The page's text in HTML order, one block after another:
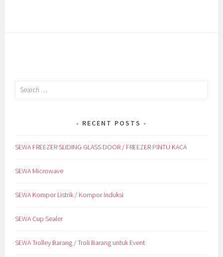
Search
RECENT POSTS
SEWA FREEZER SLIDING GLASS DOOR / FREEZER PINTU KACA
SEWA Microwave
SEWA Kompor Listrik / Kompor Induksi
SEWA Cup Sealer
SEWA Trolley Barang / Troli Barang untuk Event